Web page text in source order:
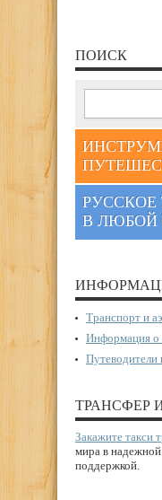
ПОИСК
РУССКОЕ
В ЛЮБОЙ
Транспорт и
Информация о
Путеводители
ТРАНСФЕР
Закажите такси
мира в
поддержкой.